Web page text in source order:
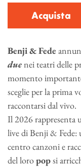
Acquista
Benji & Fede
duenei teatri delle
momento
sceglie per la prima
raccontarsi dal vivo.
Il 2026 rappresenta
live di Benji & Fede:
centro canzoni e
del loropopsi